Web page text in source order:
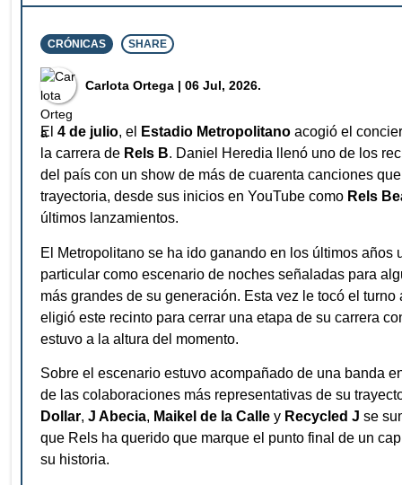
CRÓNICAS SHARE
⁠Carlota Ortega | 06 Jul, 2026.
El 4 de julio, el Estadio Metropolitano acogió el
la carrera de Rels B. Daniel Heredia llenó uno de los
del país con un show de más de cuarenta canciones
trayectoria, desde sus inicios en YouTube como Rels
últimos lanzamientos.
El Metropolitano se ha ido ganando en los últimos años
particular como escenario de noches señaladas para
más grandes de su generación. Esta vez le tocó el turno
eligió este recinto para cerrar una etapa de su carrera
estuvo a la altura del momento.
Sobre el escenario estuvo acompañado de una banda
de las colaboraciones más representativas de su
Dollar, J Abecia, Maikel de la Calle y Recycled J se
que Rels ha querido que marque el punto final de un
su historia.